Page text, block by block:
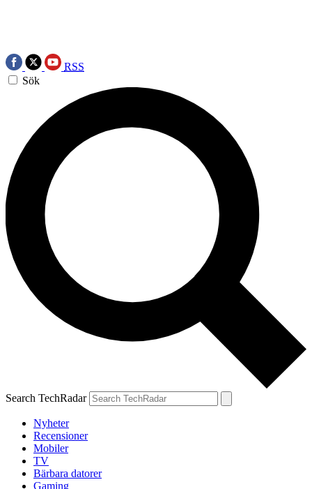
RSS
Sök
Search TechRadar
Nyheter
Recensioner
Mobiler
TV
Bärbara datorer
Gaming